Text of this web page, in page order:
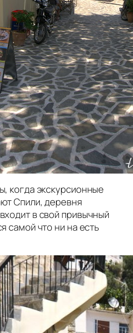
когда экскурсионные
Спили, деревня
в свой привычный
самой что ни на есть